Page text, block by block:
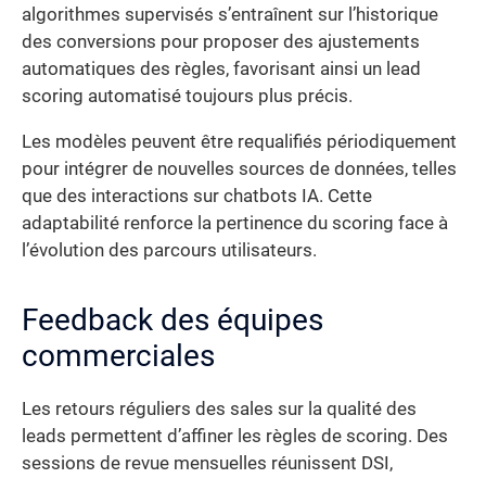
algorithmes supervisés s’entraînent sur l’historique
des conversions pour proposer des ajustements
automatiques des règles, favorisant ainsi un lead
scoring automatisé toujours plus précis.
Les modèles peuvent être requalifiés périodiquement
pour intégrer de nouvelles sources de données, telles
que des interactions sur chatbots IA. Cette
adaptabilité renforce la pertinence du scoring face à
l’évolution des parcours utilisateurs.
Feedback des équipes
commerciales
Les retours réguliers des sales sur la qualité des
leads permettent d’affiner les règles de scoring. Des
sessions de revue mensuelles réunissent DSI,